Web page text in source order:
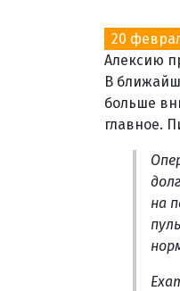
20
Алексию
В
больше
главное.
на